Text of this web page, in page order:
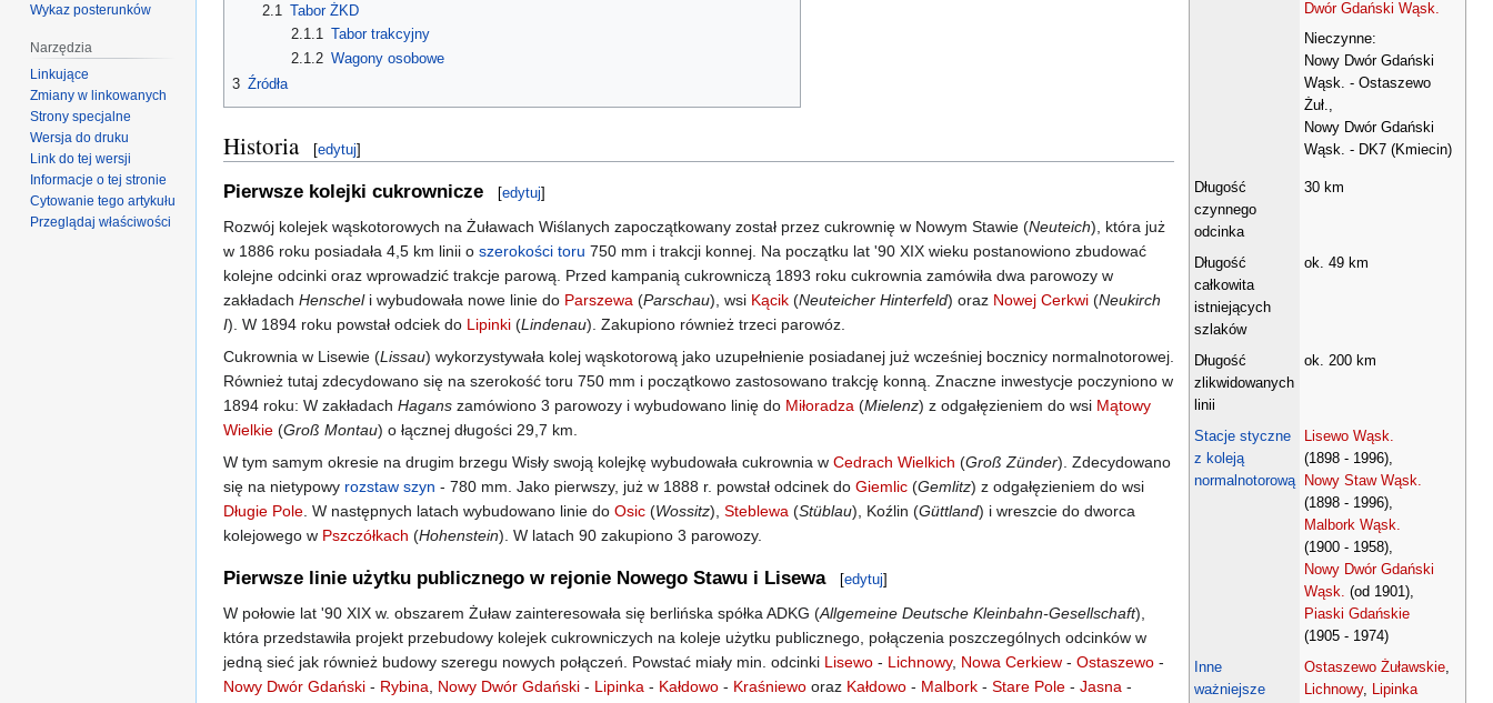
Dwór Gdański Wąsk.
Nieczynne:
Nowy Dwór Gdański
Wąsk. - Ostaszewo
Żuł.,
Nowy Dwór Gdański
Wąsk. - DK7 (Kmiecin)
Długość
czynnego
odcinka
30 km
Długość
całkowita
istniejących
szlaków
ok. 49 km
Długość
zlikwidowanych
linii
ok. 200 km
Stacje styczne
z koleją
normalnotorową
Lisewo Wąsk.
(1898 - 1996),
Nowy Staw Wąsk.
(1898 - 1996),
Malbork Wąsk.
(1900 - 1958),
Nowy Dwór Gdański
Wąsk. (od 1901),
Piaski Gdańskie
(1905 - 1974)
Inne
ważniejsze
Ostaszewo Żuławskie,
Lichnowy, Lipinka
2.1 Tabor ŻKD
2.1.1 Tabor trakcyjny
2.1.2 Wagony osobowe
3 Źródła
Historia [edytuj]
Pierwsze kolejki cukrownicze [edytuj]
Rozwój kolejek wąskotorowych na Żuławach Wiślanych zapoczątkowany został przez cukrownię w Nowym Stawie (Neuteich), która już
w 1886 roku posiadała 4,5 km linii o szerokości toru 750 mm i trakcji konnej. Na początku lat '90 XIX wieku postanowiono zbudować
kolejne odcinki oraz wprowadzić trakcje parową. Przed kampanią cukrowniczą 1893 roku cukrownia zamówiła dwa parowozy w
zakładach Henscheli wybudowała nowe linie do Parszewa (Parschau), wsi Kącik (Neuteicher Hinterfeld) oraz Nowej Cerkwi (Neukirch
I). W 1894 roku powstał odciek do Lipinki (Lindenau). Zakupiono również trzeci parowóz.
Cukrownia w Lisewie (Lissau) wykorzystywała kolej wąskotorową jako uzupełnienie posiadanej już wcześniej bocznicy normalnotorowej.
Również tutaj zdecydowano się na szerokość toru 750 mm i początkowo zastosowano trakcję konną. Znaczne inwestycje poczyniono w
1894 roku: W zakładach Hagans zamówiono 3 parowozy i wybudowano linię do Miłoradza (Mielenz) z odgałęzieniem do wsi Mątowy
Wielkie (Groß Montau) o łącznej długości 29,7 km.
W tym samym okresie na drugim brzegu Wisły swoją kolejkę wybudowała cukrownia w Cedrach Wielkich (Groß Zünder). Zdecydowano
się na nietypowy rozstaw szyn - 780 mm. Jako pierwszy, już w 1888 r. powstał odcinek do Giemlic (Gemlitz) z odgałęzieniem do wsi
Długie Pole . W następnych latach wybudowano linie do Osic (Wossitz), Steblewa (Stüblau), Koźlin (Güttland) i wreszcie do dworca
kolejowego w Pszczółkach (Hohenstein). W latach 90 zakupiono 3 parowozy.
Pierwsze linie użytku publicznego w rejonie Nowego Stawu i Lisewa [edytuj]
W połowie lat '90 XIX w. obszarem Żuław zainteresowała się berlińska spółka ADKG (Allgemeine Deutsche Kleinbahn-Gesellschaft),
która przedstawiła projekt przebudowy kolejek cukrowniczych na koleje użytku publicznego, połączenia poszczególnych odcinków w
jedną sieć jak również budowy szeregu nowych połączeń. Powstać miały min. odcinki Lisewo - Lichnowy, Nowa Cerkiew - Ostaszewo -
Nowy Dwór Gdański - Rybina, Nowy Dwór Gdański - Lipinka - Kałdowo - Kraśniewo oraz Kałdowo - Malbork - Stare Pole - Jasna -
Wykaz posterunków
Narzędzia
Linkujące
Zmiany w linkowanych
Strony specjalne
Wersja do druku
Link do tej wersji
Informacje o tej stronie
Cytowanie tego artykułu
Przeglądaj właściwości